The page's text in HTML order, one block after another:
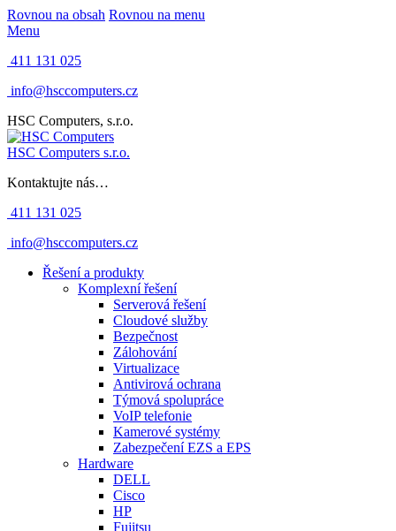
Rovnou na obsah Rovnou na menu
Menu
411 131 025
info@hsccomputers.cz
HSC Computers, s.r.o.
HSC Computers s.r.o.
Kontaktujte nás…
411 131 025
info@hsccomputers.cz
Řešení a produkty
Komplexní řešení
Serverová řešení
Cloudové služby
Bezpečnost
Zálohování
Virtualizace
Antivirová ochrana
Týmová spolupráce
VoIP telefonie
Kamerové systémy
Zabezpečení EZS a EPS
Hardware
DELL
Cisco
HP
Fujitsu